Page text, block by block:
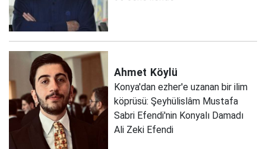
Ahmet Köylü
Konya'dan ezher'e uzanan bir ilim
köprüsü: Şeyhülislâm Mustafa
Sabri Efendi'nin Konyalı Damadı
Ali Zeki Efendi